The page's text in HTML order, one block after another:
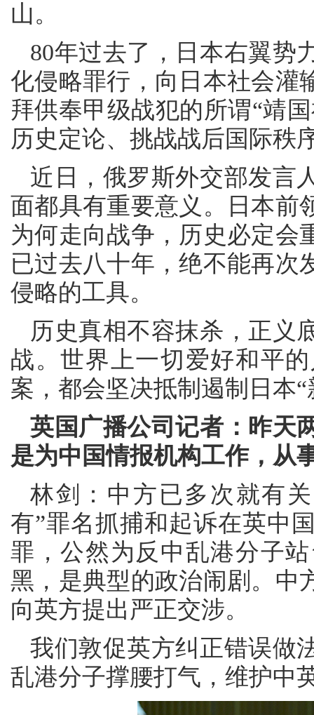
山。
80年过去了，日本右翼势
化侵略罪行，向日本社会灌
拜供奉甲级战犯的所谓“靖
历史定论、挑战战后国际秩
近日，俄罗斯外交部发言
面都具有重要意义。日本前
为何走向战争，历史必定会
已过去八十年，绝不能再次
侵略的工具。
历史真相不容抹杀，正义
战。世界上一切爱好和平
案，都会坚决抵制遏制日本
英国广播公司记者：昨天
是为中国情报机构工作，从
林剑：中方已多次就有
有”罪名抓捕和起诉在英中
罪，公然为反中乱港分子
黑，是典型的政治闹剧。中
向英方提出严正交涉。
我们敦促英方纠正错误做
乱港分子撑腰打气，维护中